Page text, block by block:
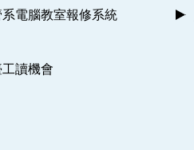
電腦教室報修系統
讀機會